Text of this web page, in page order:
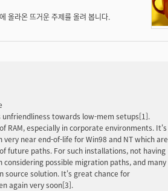
올라온 뜨거운 주제를 올려 봅니다.
unfriendliness towards low-mem setups[1].
RAM, especially in corporate environments. It's
near end-of-life for Win98 and NT which are
future paths. For such installations, not having
possible migration paths, and many
source solution. It's great chance for
again very soon[3].